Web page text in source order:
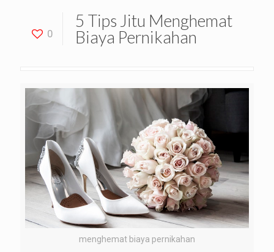
0
5 Tips Jitu Menghemat
Biaya Pernikahan
menghemat biaya pernikahan